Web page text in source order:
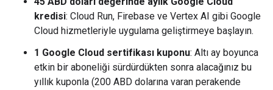
kredisi: Cloud Run, Firebase ve Vertex AI gibi Google
Cloud hizmetleriyle uygulama geliştirmeye başlayın.
1 Google Cloud sertifikası kuponu: Altı ay boyunca
etkin bir aboneliği sürdürdükten sonra alacağınız bu
yıllık kuponla (200 ABD dolarına varan perakende